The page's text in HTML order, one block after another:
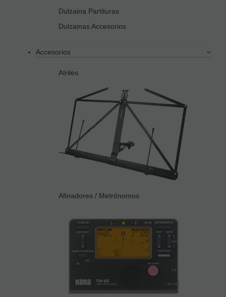
Dulzaina Partituras
Dulzainas Accesorios
Accesorios
Atriles
Afinadores / Metrónomos